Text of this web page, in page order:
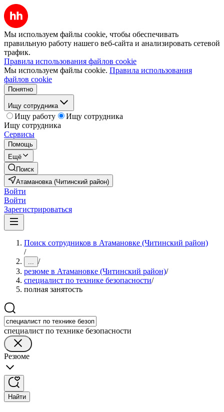
Мы используем файлы cookie, чтобы обеспечивать
правильную работу нашего веб-сайта и анализировать сетевой
трафик.
Правила использования файлов cookie
Мы используем файлы cookie. Правила использования
файлов cookie
Понятно
Ищу сотрудника
Ищу работу
Ищу сотрудника
Ищу сотрудника
Сервисы
Помощь
Ещё
Поиск
Атамановка (Читинский район)
Войти
Войти
Зарегистрироваться
Поиск сотрудников в Атамановке (Читинский район)
/
... /
резюме в Атамановке (Читинский район)/
специалист по технике безопасности/
полная занятость
специалист по технике безопасности
Резюме
Найти